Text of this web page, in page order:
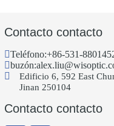
Contacto contacto
Teléfono:+86-531-
buzón:
Edificio 6, 592 East
Jinan 250104
Contacto contacto